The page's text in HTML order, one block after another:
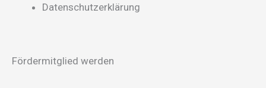
Datenschutzerklärung
Fördermitglied werden